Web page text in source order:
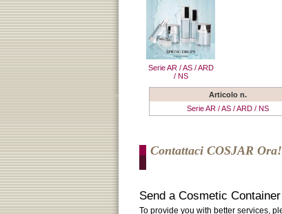
Serie AR / AS / ARD
/ NS
Articolo n.
Serie AR / AS / ARD / NS
Contattaci COSJAR Ora!